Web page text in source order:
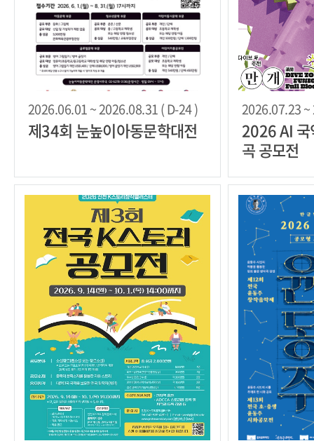
2026.06.01 ~ 2026.08.31 ( D-24 )
제34회 눈높이아동문학대전
2026.07.23 ~
2026 AI 국
곡 공모전